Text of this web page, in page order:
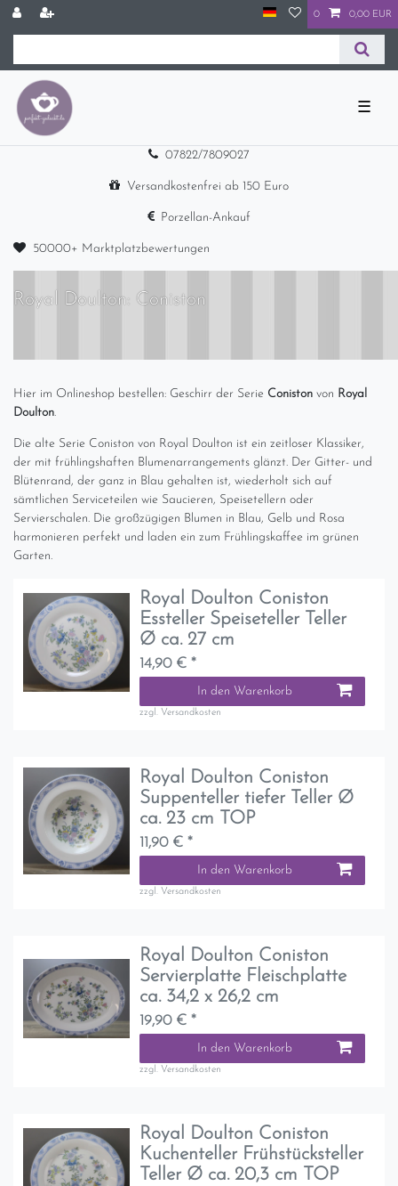
0 0,00 EUR
☰
07822/7809027
Versandkostenfrei ab 150 Euro
Porzellan-Ankauf
50000+ Marktplatzbewertungen
Royal Doulton: Coniston
Hier im Onlineshop bestellen: Geschirr der Serie Coniston von Royal
Doulton.
Die alte Serie Coniston von Royal Doulton ist ein zeitloser Klassiker,
der mit frühlingshaften Blumenarrangements glänzt. Der Gitter- und
Blütenrand, der ganz in Blau gehalten ist, wiederholt sich auf
sämtlichen Serviceteilen wie Saucieren, Speisetellern oder
Servierschalen. Die großzügigen Blumen in Blau, Gelb und Rosa
harmonieren perfekt und laden ein zum Frühlingskaffee im grünen
Garten.
Royal Doulton Coniston
Essteller Speiseteller Teller
Ø ca. 27 cm
14,90 € *
In den Warenkorb
zzgl. Versandkosten
Royal Doulton Coniston
Suppenteller tiefer Teller Ø
ca. 23 cm TOP
11,90 € *
In den Warenkorb
zzgl. Versandkosten
Royal Doulton Coniston
Servierplatte Fleischplatte
ca. 34,2 x 26,2 cm
19,90 € *
In den Warenkorb
zzgl. Versandkosten
Royal Doulton Coniston
Kuchenteller Frühstücksteller
Teller Ø ca. 20,3 cm TOP